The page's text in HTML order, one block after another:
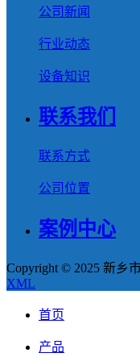
公司新闻
行业动态
设备知识
联系我们
联系方式
公司位置
案例中心
Copyright © 2025 新乡
XML
首页
产品